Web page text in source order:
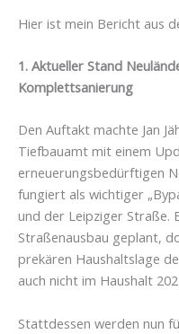
Hier ist mein Bericht aus
1. Aktueller Stand
Komplettsanierung
Den Auftakt machte Jan
Tiefbauamt mit einem
erneuerungsbedürftigen
fungiert als wichtiger
und der Leipziger Straße.
Straßenausbau geplant,
prekären Haushaltslage
auch nicht im Haushalt
Stattdessen werden nun